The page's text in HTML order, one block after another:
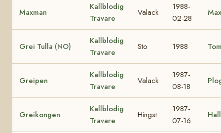
Maxman
Kallblodig
Travare
Valack
1988-
02-28
Grei Tulla (NO)
Kallblodig
Travare
Sto 1988
Greipen
Kallblodig
Travare
Valack
1987-
08-18
Greikongen
Kallblodig
Travare
Hingst
1987-
07-16